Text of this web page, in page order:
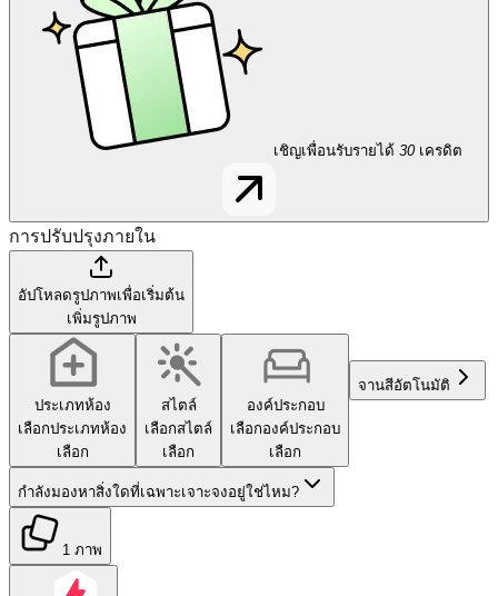
เชิญเพื่อนรับรายได้ 30 เครดิต
การปรับปรุงภายใน
อัปโหลดรูปภาพเพื่อเริ่มต้น
เพิ่มรูปภาพ
ประเภทห้อง
เลือกประเภทห้อง
เลือก
สไตล์
เลือกสไตล์
เลือก
องค์ประกอบ
เลือกองค์ประกอบ
เลือก
จานสีอัตโนมัติ
กำลังมองหาสิ่งใดที่เฉพาะเจาะจงอยู่ใช่ไหม?
1 ภาพ